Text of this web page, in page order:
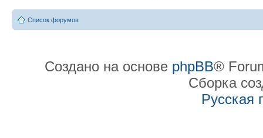
Список форумов
Создано на основе phpBB®
Сборка
Русская